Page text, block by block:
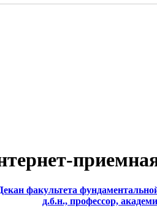
факультета
д.б.н., профессор,